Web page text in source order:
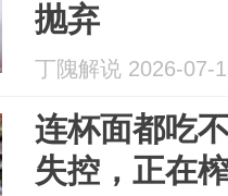
抛弃
丁隗解说 2026-07-
连杯面都吃
失控，正在